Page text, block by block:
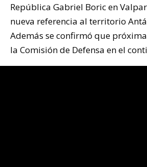
República Gabriel Boric en
nueva referencia al territorio
Además se confirmó que
la Comisión de Defensa en el